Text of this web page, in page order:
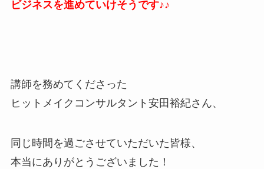
ビジネスを進めていけそうです♪♪
講師を務めてくださった
ヒットメイクコンサルタント安田裕紀さん、
同じ時間を過ごさせていただいた皆様、
本当にありがとうございました！